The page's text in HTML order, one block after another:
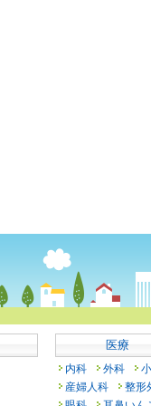
医療
内科 外科
産婦人科
整形